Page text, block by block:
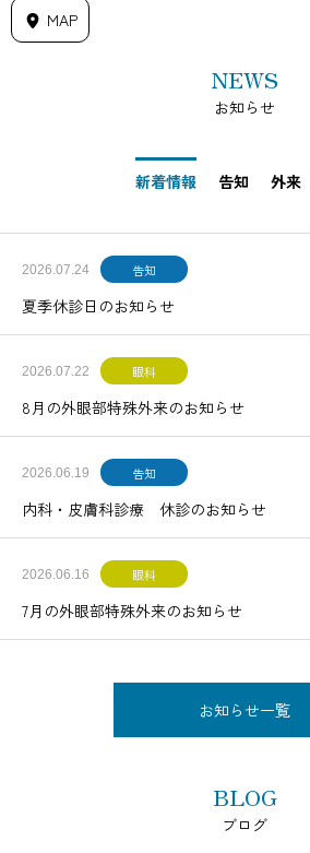
MAP
NEWS
お知らせ
新着情報 告知 外来
2026.07.24 告知
夏季休診日のお知らせ
2026.07.22 眼科
8月の外眼部特殊外来のお知らせ
2026.06.19 告知
内科・皮膚科診療 休診のお知らせ
2026.06.16 眼科
7月の外眼部特殊外来のお知らせ
お知らせ一覧
BLOG
ブログ